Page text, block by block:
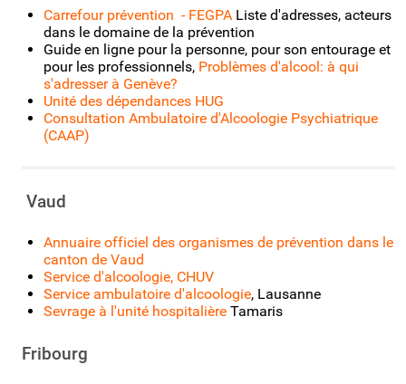
Carrefour prévention - FEGPA Liste d'adresses, acteurs
dans le domaine de la prévention
Guide en ligne pour la personne, pour son entourage et
pour les professionnels, Problèmes d'alcool: à qui
s'adresser à Genève?
Unité des dépendances HUG
Consultation Ambulatoire d'Alcoologie Psychiatrique
(CAAP)
Vaud
Annuaire officiel des organismes de prévention dans le
canton de Vaud
Service d'alcoologie, CHUV
Service ambulatoire d'alcoologie, Lausanne
Sevrage à l'unité hospitalière Tamaris
Fribourg